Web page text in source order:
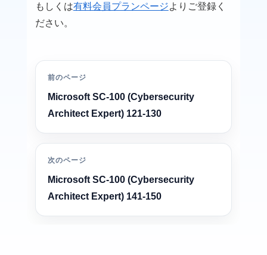
もしくは有料会員プランページよりご登録く
ださい。
前のページ
Microsoft SC-100 (Cybersecurity
Architect Expert) 121-130
次のページ
Microsoft SC-100 (Cybersecurity
Architect Expert) 141-150